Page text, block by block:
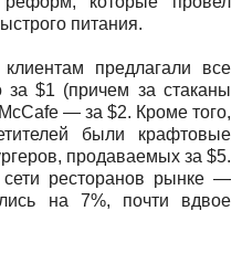
питания.
предлагали все
за $1 (причем за стаканы
— за $2. Кроме того,
были крафтовые
продаваемых за $5.
ресторанов рынке —
на 7%, почти вдвое